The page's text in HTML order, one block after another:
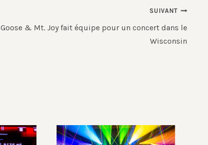
SUIVANT
Goose & Mt. Joy fait équipe pour un concert dans le
Wisconsin